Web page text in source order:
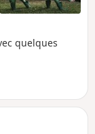
quelques